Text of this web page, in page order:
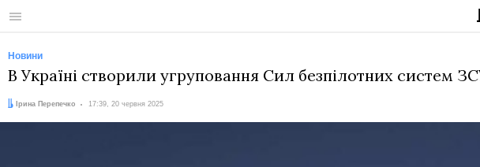
Меню
Новини
В Україні створили угруповання Сил безпілотних систем
Автор:
Ірина Перепечко
Дата: 17:39, 20 червня 2025